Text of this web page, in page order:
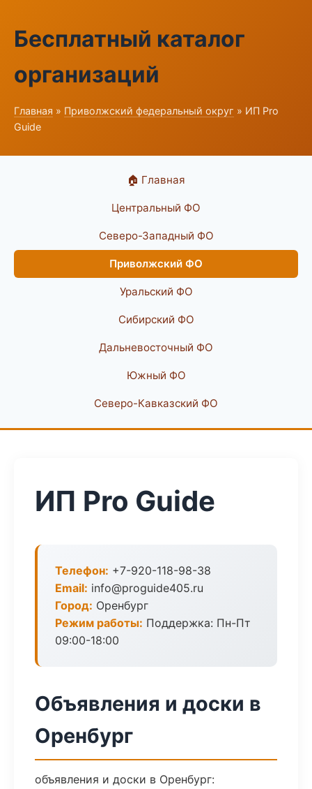
Бесплатный каталог
организаций
Главная » Приволжский федеральный округ » ИП Pro
Guide
🏠 Главная
Центральный ФО
Северо-Западный ФО
Приволжский ФО
Уральский ФО
Сибирский ФО
Дальневосточный ФО
Южный ФО
Северо-Кавказский ФО
ИП Pro Guide
Телефон: +7-920-118-98-38
Email: info@proguide405.ru
Город: Оренбург
Режим работы: Поддержка: Пн-Пт
09:00-18:00
Объявления и доски в
Оренбург
объявления и доски в Оренбург: